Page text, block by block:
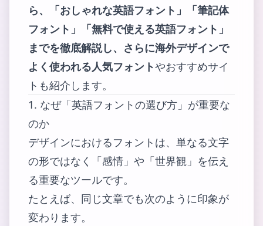
ら、「おしゃれな英語フォント」「筆記体
フォント」「無料で使える英語フォント」
までを徹底解説し、さらに海外デザインで
よく使われる人気フォントやおすすめサイ
トも紹介します。
1. なぜ「英語フォントの選び方」が重要な
のか
デザインにおけるフォントは、単なる文字
の形ではなく「感情」や「世界観」を伝え
る重要なツールです。
たとえば、同じ文章でも次のように印象が
変わります。